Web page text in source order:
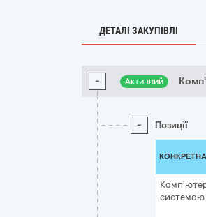
ДЕТАЛІ ЗАКУПІВЛІ
- Активний
- Позиції
системою